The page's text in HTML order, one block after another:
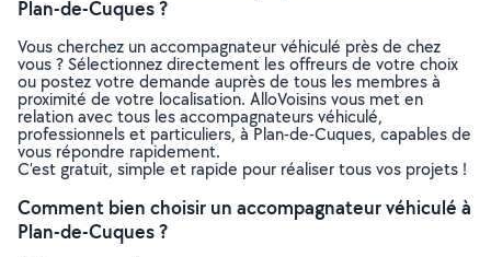
Plan-de-Cuques ?
Vous cherchez un accompagnateur véhiculé près de chez
vous ? Sélectionnez directement les offreurs de votre choix
ou postez votre demande auprès de tous les membres à
proximité de votre localisation. AlloVoisins vous met en
relation avec tous les accompagnateurs véhiculé,
professionnels et particuliers, à Plan-de-Cuques, capables de
vous répondre rapidement.
C’est gratuit, simple et rapide pour réaliser tous vos projets !
Comment bien choisir un accompagnateur véhiculé à
Plan-de-Cuques ?